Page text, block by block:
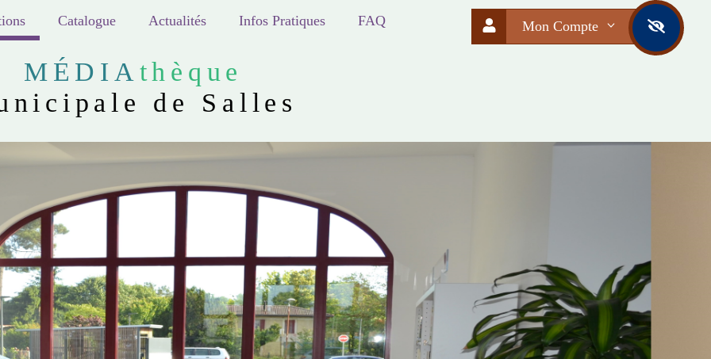
Catalogue Actualités Infos Pratiques FAQ
MÉDIA thèque
de Salles
Mon Compte